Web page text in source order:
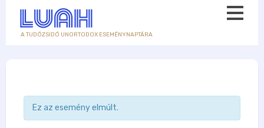
A TUDÓZSIDÓ UNORTODOX ESEMÉNYNAPTÁRA
Ez az esemény elmúlt.